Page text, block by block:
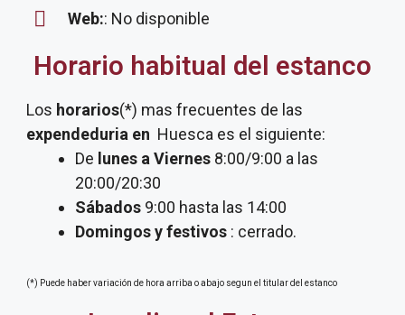
Web:: No disponible
Horario habitual del estanco
Los horarios(*) mas frecuentes de las
expendeduria en Huesca es el siguiente:
De lunes a Viernes 8:00/9:00 a las
20:00/20:30
Sábados 9:00 hasta las 14:00
Domingos y festivos : cerrado.
(*) Puede haber variación de hora arriba o abajo segun el titular del estanco